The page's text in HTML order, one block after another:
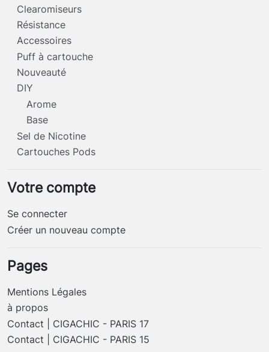
Clearomiseurs
Résistance
Accessoires
Puff à cartouche
Nouveauté
DIY
Arome
Base
Sel de Nicotine
Cartouches Pods
Votre compte
Se connecter
Créer un nouveau compte
Pages
Mentions Légales
à propos
Contact | CIGACHIC - PARIS 17
Contact | CIGACHIC - PARIS 15